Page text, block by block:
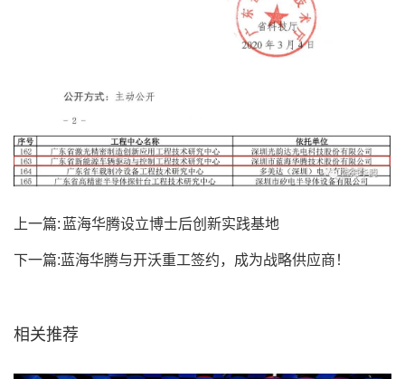
上一篇: 蓝海华腾设立博士后创新实践基地
下一篇:蓝海华腾与开沃重工签约，成为战略供应商！
相关推荐